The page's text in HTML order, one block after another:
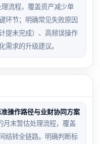
流程，覆盖资产减少单
环节；明确常见失败原因
提未完成）、高频误操作
需求的升级建议。
操作路径与业财协同方案
月末暂估处理流程，覆盖
结转全链路。明确判断标